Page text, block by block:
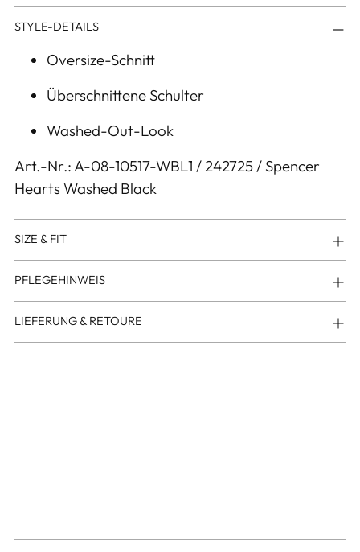
Produkt
in
den
legen
STYLE-DETAILS
Oversize-Schnitt
Überschnittene Schulter
Washed-Out-Look
Art.-Nr.: A-08-10517-WBL1 / 242725 / Spencer
Hearts Washed Black
SIZE & FIT
PFLEGEHINWEIS
LIEFERUNG & RETOURE